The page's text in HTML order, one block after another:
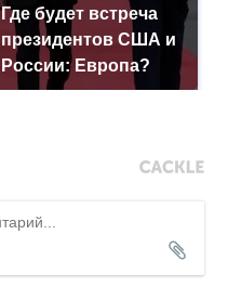
Где будет встреча
президентов США и
России: Европа?